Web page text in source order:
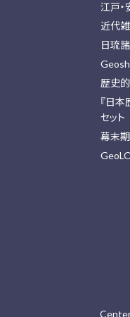
江戸・
近代
日琉
歴史
『日
セット
幕末